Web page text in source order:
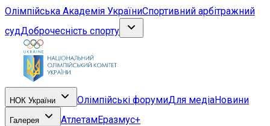
Олімпійська Академія УкраїниСпортивний арбітражний
судДоброчесність спорту
НОК України Олімпійські форумиДля медіаНовини
Галерея АтлетамЕразмус+